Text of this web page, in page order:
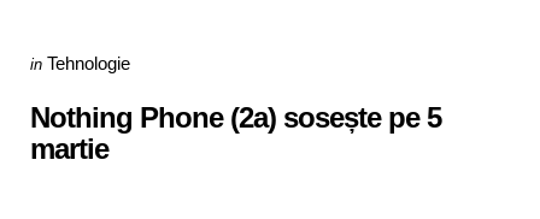
Categories
Posted
in Tehnologie
Nothing Phone (2a) sosește pe 5
martie